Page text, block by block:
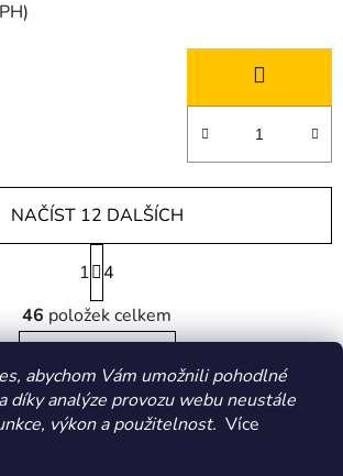
abychom Vám umožnili pohodlné
díky analýze provozu webu neustále
výkon a použitelnost. Více
O
v
l
á
d
a
NAČÍST 12 DALŠÍCH
S
t
r
á
n
o
v
á
1 4
46 položek celkem